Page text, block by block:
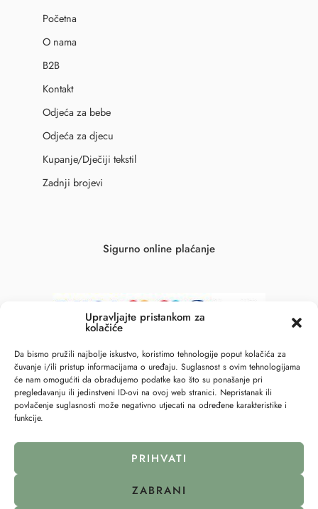
Upravljajte pristankom za
kolačiće
Da bismo pružili najbolje iskustvo, koristimo tehnologije poput kolačića za
čuvanje i/ili pristup informacijama o uređaju. Suglasnost s ovim tehnologijama
će nam omogućiti da obrađujemo podatke kao što su ponašanje pri
pregledavanju ili jedinstveni ID-ovi na ovoj web stranici. Nepristanak ili
povlačenje suglasnosti može negativno utjecati na određene karakteristike i
funkcije.
PRIHVATI
ZABRANI
Početna
O nama
B2B
Kontakt
Odjeća za bebe
Odjeća za djecu
Kupanje/Dječiji tekstil
Zadnji brojevi
Sigurno online plaćanje
© 2023 – All Right reserved – 6točka2 !